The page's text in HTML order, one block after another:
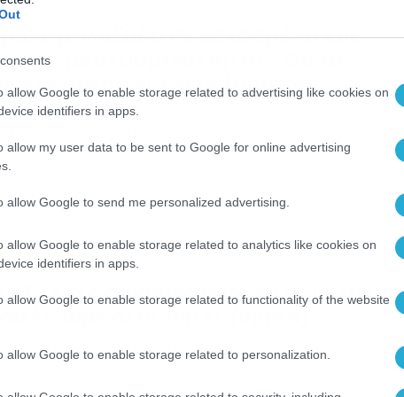
allow Google to enable storage related to advertising like cookies on
identifiers in apps.
allow my user data to be sent to Google for online advertising
allow Google to send me personalized advertising.
allow Google to enable storage related to analytics like cookies on
identifiers in apps.
allow Google to enable storage related to functionality of the website
allow Google to enable storage related to personalization.
2021
μηλόξυδο σε κατσαρόλα και
με αλουμινόχαρτο – Θα το
άμεσα κι εσείς (photos)
σημαντική λύση στην κουζίνα. Ένα από τα πιο εκνευριστικά
και σκληροί λεκέδες που μένουν, είτε στα μαγειρικά
τις κατσαρόλες και τα τηγάνια, είτε στα πιάτα. Ωστόσο,
να σας προσφέρει μία σημαντική λύση και δεν […]
04/2021 19:12
τις άσχημες μυρωδιές με υλικά
έχουμε όλοι σπίτι (video)
«αντίο» στις άσχημες μυρωδιές απλά και οικονομικά!
δυσάρεστες μυρωδιές βάζοντας λίγο ελληνικό καφέ σε